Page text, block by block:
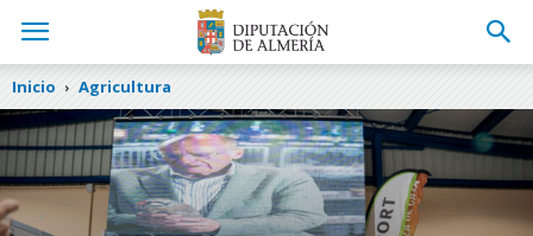
Inicio Agricultura